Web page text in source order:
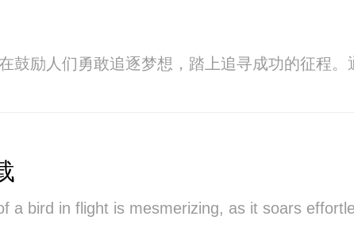
鼓励人们勇敢追逐梦想，踏上追寻成功的征程
a bird in flight is mesmerizing, as it soars